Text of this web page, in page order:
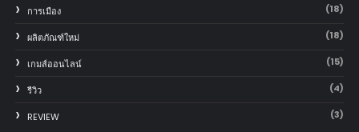
การเมือง (18)
ผลิตภัณฑ์ใหม่ (18)
เกมส์ออนไลน์ (15)
รีวิว (4)
REVIEW (3)